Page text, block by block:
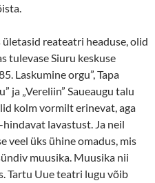
reateatri headuse, olid
tulevase Siuru keskuse
Laskumine orgu”, Tapa
ja „Vereliin” Saueaugu talu
kolm vormilt erinevat, aga
lavastust. Ja neil
veel üks ühine omadus, mis
muusika. Muusika nii
Tartu Uue teatri lugu võib